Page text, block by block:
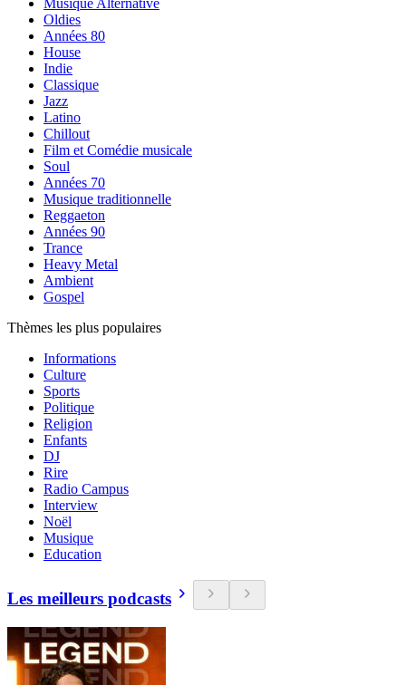
Musique Alternative
Oldies
Années 80
House
Indie
Classique
Jazz
Latino
Chillout
Film et Comédie musicale
Soul
Années 70
Musique traditionnelle
Reggaeton
Années 90
Trance
Heavy Metal
Ambient
Gospel
Thèmes les plus populaires
Informations
Culture
Sports
Politique
Religion
Enfants
DJ
Rire
Radio Campus
Interview
Noël
Musique
Education
Les meilleurs podcasts